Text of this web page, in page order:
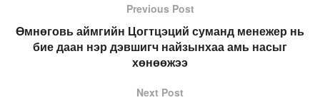
Previous Post
Өмнөговь аймгийн Цогтцэций суманд менежер нь
бие даан нэр дэвшигч найзынхаа амь насыг
хөнөөжээ
Next Post